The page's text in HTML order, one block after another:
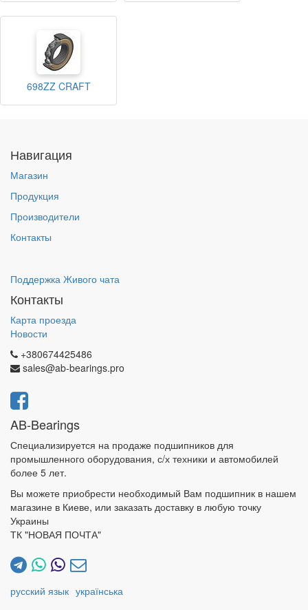
698ZZ CRAFT
Навигация
Магазин
Продукция
Производители
Контакты
Поддержка Живого чата
Контакты
Карта проезда
Новости
+380674425486
sales@ab-bearings.pro
AB-Bearings
Специализируется на продаже подшипников для
промышленного оборудования, с/х техники и автомобилей
более 5 лет.
Вы можете приобрести необходимый Вам подшипник в нашем
магазине в Киеве, или заказать доставку в любую точку
Украины
ТК "НОВАЯ ПОЧТА"
русский язык українська